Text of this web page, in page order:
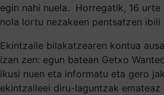
egin nahi nuela. Horregatik, 16
nola lortu nezakeen pentsatzen ibili
Ekintzaile bilakatzearen kontua
izan zen: egun batean Getxo
ikusi nuen eta informatu eta gero
ekintzaileei diru-laguntzak emateaz